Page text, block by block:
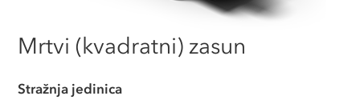
Mrtvi (kvadratni) zasun
Stražnja jedinica